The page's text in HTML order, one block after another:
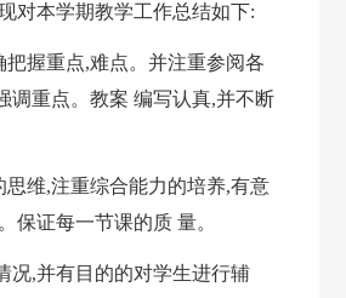
对本学期教学工作总结如下:
握重点,难点。并注重参阅各
调重点。教案 编写认真,并不断
维,注重综合能力的培养,有意
保证每一节课的质 量。
况,并有目的的对学生进行辅